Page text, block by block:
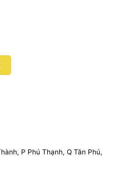
P Phú Thạnh, Q Tân Phú,